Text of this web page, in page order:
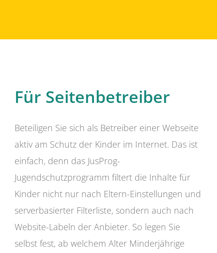
Für Seitenbetreiber
Beteiligen Sie sich als Betreiber einer Webseite
aktiv am Schutz der Kinder im Internet. Das ist
einfach, denn das JusProg-
Jugendschutzprogramm filtert die Inhalte für
Kinder nicht nur nach Eltern-Einstellungen und
serverbasierter Filterliste, sondern auch nach
Website-Labeln der Anbieter. So legen Sie
selbst fest, ab welchem Alter Minderjährige